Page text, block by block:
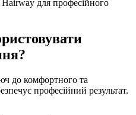
Hairway для професійного
до комфортного та
професійний результат.